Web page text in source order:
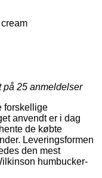
på 25 anmeldelser
forskellige
anvendt er i dag
de købte
Leveringsformen
den mest
humbucker-